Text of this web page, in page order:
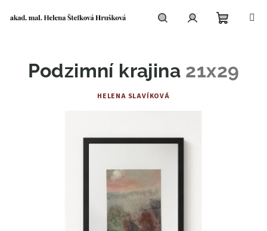
košík
Podzimní krajina 21x29
HELENA SLAVÍKOVÁ